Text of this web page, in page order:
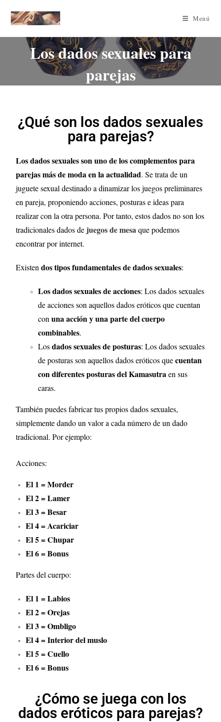
Menú
Los dados sexuales para
parejas
¿Qué son los dados sexuales
para parejas?
Los dados sexuales son uno de los complementos para
parejas más de moda en la actualidad. Se trata de un
juguete sexual destinado a dinamizar los juegos preliminares
en pareja, proponiendo acciones, posturas e ideas para
realizar con la otra persona. Por tanto, estos dados no son los
tradicionales dados de juegos de mesaque podemos
encontrar por internet.
Existendos tipos fundamentales de dados sexuales:
Los dados sexuales de acciones: Los dados sexuales
de acciones son aquellos dados eróticos que cuentan
conuna acción y una parte del cuerpo
combinables.
Losdados sexuales de posturas: Los dados sexuales
de posturas son aquellos dados eróticos quecuentan
con diferentes posturas del Kamasutraen sus
caras.
También puedes fabricar tus propios dados sexuales,
simplemente dando un valor a cada número de un dado
tradicional. Por ejemplo:
Acciones:
El 1 = Morder
El 2 = Lamer
El 3 = Besar
El 4 = Acariciar
El 5 = Chupar
El 6 = Bonus
Partes del cuerpo:
El 1 = Labios
El 2 = Orejas
El 3 = Ombligo
El 4 = Interior del muslo
El 5 = Cuello
El 6 = Bonus
¿Cómo se juega con los
dados eróticos para parejas?